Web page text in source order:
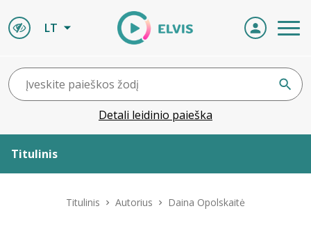
LT
Detali leidinio paieška
Titulinis
Titulinis Autorius Daina Opolskaitė